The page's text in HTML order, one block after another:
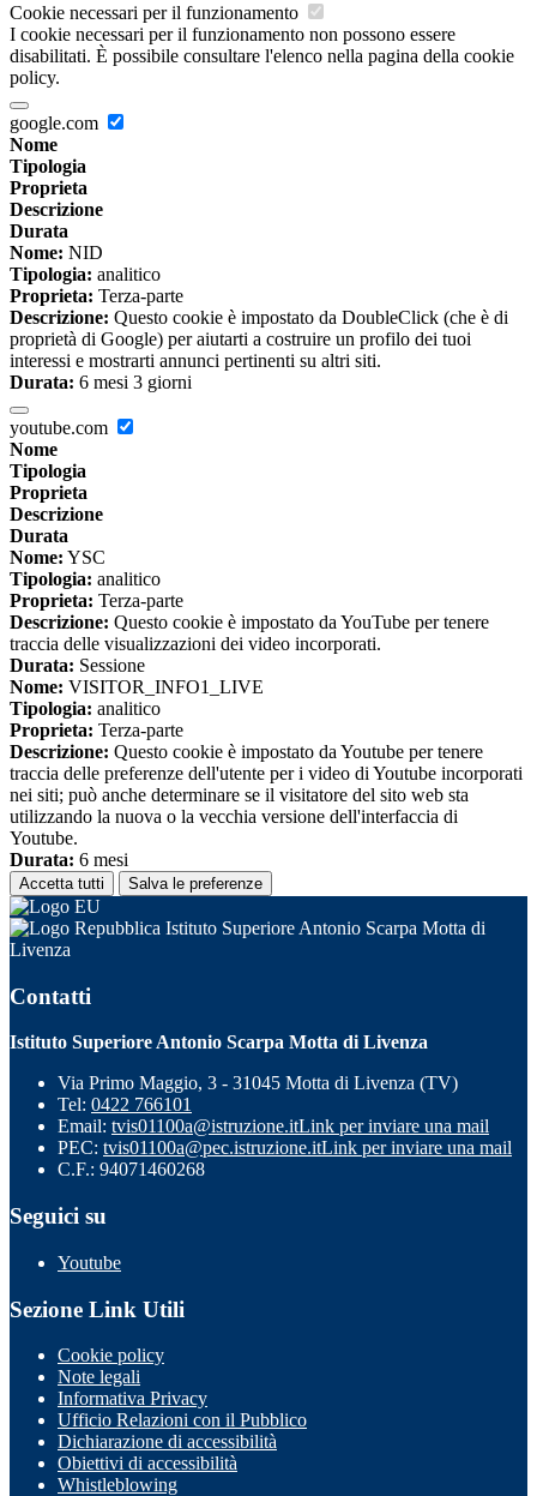
Cookie necessari per il funzionamento
I cookie necessari per il funzionamento non possono essere
disabilitati. È possibile consultare l'elenco nella pagina della cookie
policy.
google.com
Nome
Tipologia
Proprieta
Descrizione
Durata
Nome: NID
Tipologia: analitico
Proprieta: Terza-parte
Descrizione: Questo cookie è impostato da DoubleClick (che è di
proprietà di Google) per aiutarti a costruire un profilo dei tuoi
interessi e mostrarti annunci pertinenti su altri siti.
Durata: 6 mesi 3 giorni
youtube.com
Nome
Tipologia
Proprieta
Descrizione
Durata
Nome: YSC
Tipologia: analitico
Proprieta: Terza-parte
Descrizione: Questo cookie è impostato da YouTube per tenere
traccia delle visualizzazioni dei video incorporati.
Durata: Sessione
Nome: VISITOR_INFO1_LIVE
Tipologia: analitico
Proprieta: Terza-parte
Descrizione: Questo cookie è impostato da Youtube per tenere
traccia delle preferenze dell'utente per i video di Youtube incorporati
nei siti; può anche determinare se il visitatore del sito web sta
utilizzando la nuova o la vecchia versione dell'interfaccia di
Youtube.
Durata: 6 mesi
Accetta tutti Salva le preferenze
Istituto Superiore Antonio Scarpa Motta di
Livenza
Contatti
Istituto Superiore Antonio Scarpa Motta di Livenza
Via Primo Maggio, 3 - 31045 Motta di Livenza (TV)
Tel: 0422 766101
Email: tvis01100a@istruzione.itLink per inviare una mail
PEC: tvis01100a@pec.istruzione.itLink per inviare una mail
C.F.: 94071460268
Seguici su
Youtube
Sezione Link Utili
Cookie policy
Note legali
Informativa Privacy
Ufficio Relazioni con il Pubblico
Dichiarazione di accessibilità
Obiettivi di accessibilità
Whistleblowing